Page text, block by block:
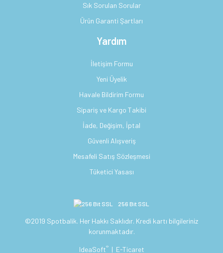
Sık Sorulan Sorular
Ürün Garanti Şartları
Yardım
İletişim Formu
Yeni Üyelik
Havale Bildirim Formu
Sipariş ve Kargo Takibi
İade, Değişim, İptal
Güvenli Alışveriş
Mesafeli Satış Sözleşmesi
Tüketici Yasası
256 Bit SSL
©2019 Spotbalik. Her Hakkı Saklıdır. Kredi kartı bilgileriniz
korunmaktadır.
IdeaSoft® | E-Ticaret